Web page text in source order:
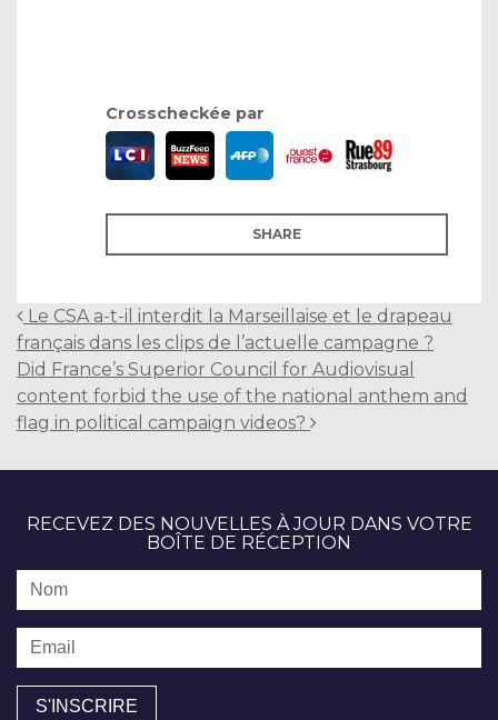
Crosscheckée par
SHARE
Post
navigation
Le CSA a-t-il interdit la Marseillaise et le drapeau
français dans les clips de l’actuelle campagne ?
Did France’s Superior Council for Audiovisual
content forbid the use of the national anthem and
flag in political campaign videos?
RECEVEZ DES NOUVELLES À JOUR DANS VOTRE
BOÎTE DE RÉCEPTION
Nom
Email